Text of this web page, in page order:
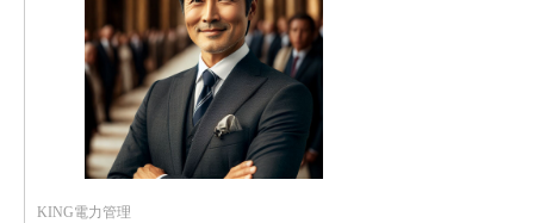
KING電力管理